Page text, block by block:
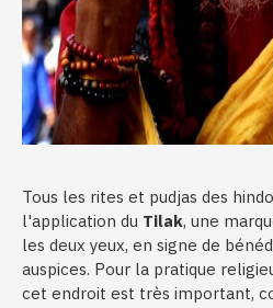
Tous les rites et pudjas des
l'application du Tilak, une
les deux yeux, en signe de
auspices. Pour la pratique
cet endroit est très important,